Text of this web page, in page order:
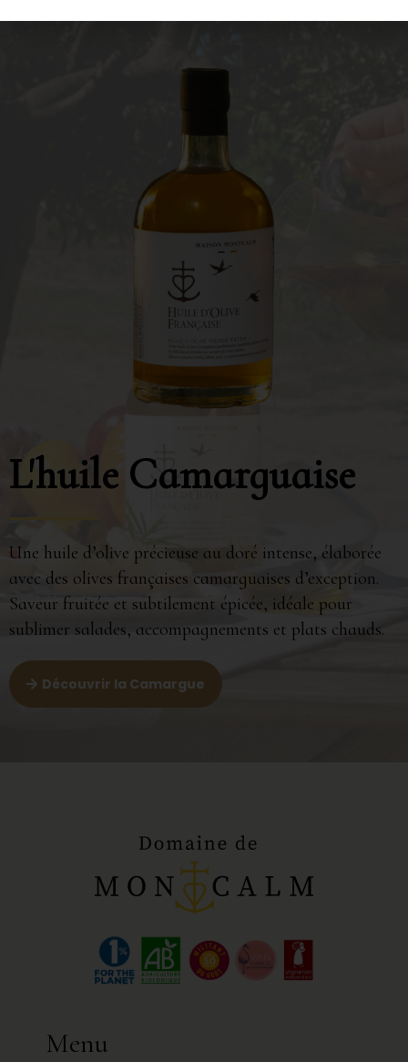
L'huile Camarguaise
Une huile d’olive précieuse au doré intense, élaborée
avec des olives françaises camarguaises d’exception.
Saveur fruitée et subtilement épicée, idéale pour
sublimer salades, accompagnements et plats chauds.
Découvrir la Camargue
Menu